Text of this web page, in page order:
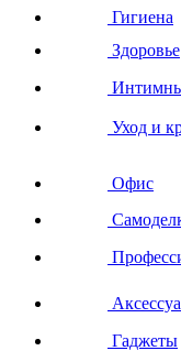
Гигиена
Здоровье
Уход и
Офис
Гаджеты